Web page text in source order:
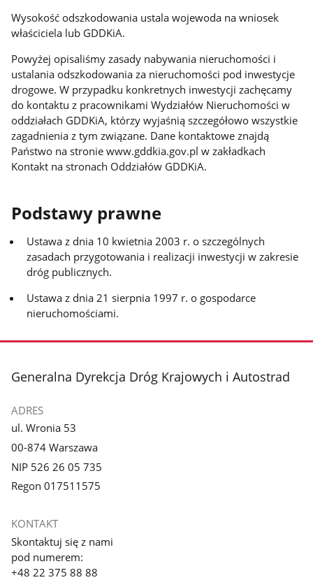
Wysokość odszkodowania ustala wojewoda na wniosek
właściciela lub GDDKiA.
Powyżej opisaliśmy zasady nabywania nieruchomości i
ustalania odszkodowania za nieruchomości pod inwestycje
drogowe. W przypadku konkretnych inwestycji zachęcamy
do kontaktu z pracownikami Wydziałów Nieruchomości w
oddziałach GDDKiA, którzy wyjaśnią szczegółowo wszystkie
zagadnienia z tym związane. Dane kontaktowe znajdą
Państwo na stronie www.gddkia.gov.pl w zakładkach
Kontakt na stronach Oddziałów GDDKiA.
Podstawy prawne
Ustawa z dnia 10 kwietnia 2003 r. o szczególnych
zasadach przygotowania i realizacji inwestycji w zakresie
dróg publicznych.
Ustawa z dnia 21 sierpnia 1997 r. o gospodarce
nieruchomościami.
stopka
Generalna Dyrekcja Dróg Krajowych i Autostrad
ADRES
ul. Wronia 53
00-874 Warszawa
NIP 526 26 05 735
Regon 017511575
KONTAKT
Skontaktuj się z nami
pod numerem:
+48 22 375 88 88